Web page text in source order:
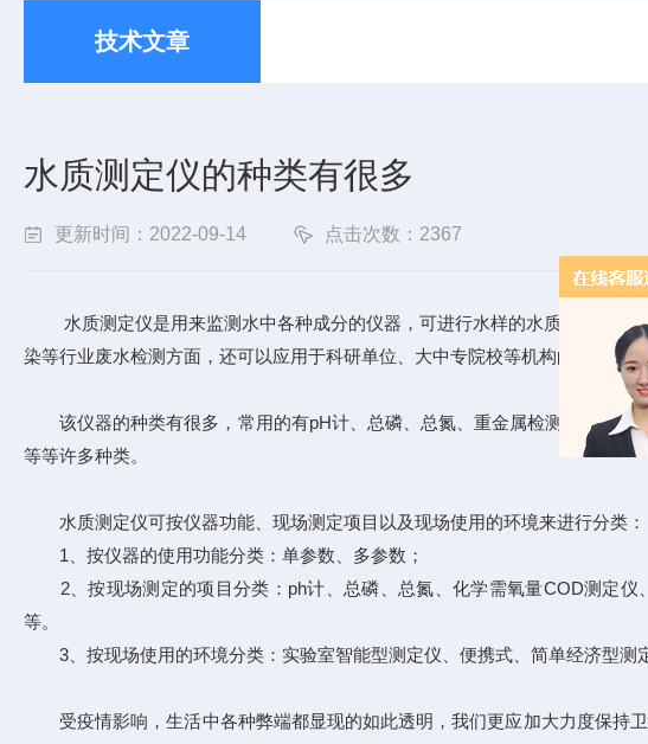
技术文章
水质测定仪的种类有很多
更新时间：2022-09-14 点击次数：2367
水质测定仪是用来监测水中各种成分的仪器，可进行水样的水质成分有效
染等行业废水检测方面，还可以应用于科研单位、大中专院校等机构的废水研究
该仪器的种类有很多，常用的有pH计、总磷、总氮、重金属检测仪、化学
等等许多种类。
水质测定仪可按仪器功能、现场测定项目以及现场使用的环境来进行分类：
1、按仪器的使用功能分类：单参数、多参数；
2、按现场测定的项目分类：ph计、总磷、总氮、化学需氧量COD测定仪
等。
3、按现场使用的环境分类：实验室智能型测定仪、便携式、简单经济型测
受疫情影响，生活中各种弊端都显现的如此透明，我们更应加大力度保持